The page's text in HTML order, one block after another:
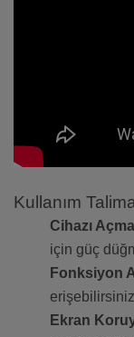
Kullanım
Cihazı
için güç
Fonksiyon
Ekran